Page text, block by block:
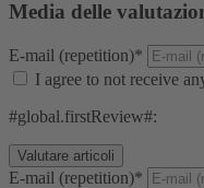
Media delle
E-mail (repetition)*
I agree to not receive
#global.firstReview#:
E-mail (repetition)*